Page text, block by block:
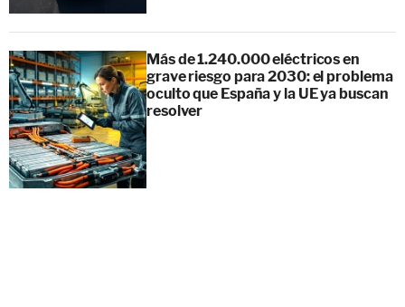
Más de 1.240.000 eléctricos en
grave riesgo para 2030: el problema
oculto que España y la UE ya buscan
resolver